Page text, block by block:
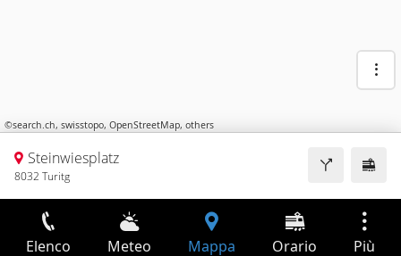
©search.ch, swisstopo, OpenStreetMap, others
Steinwiesplatz
8032 Turitg
Elenco Meteo Mappa Orario Più